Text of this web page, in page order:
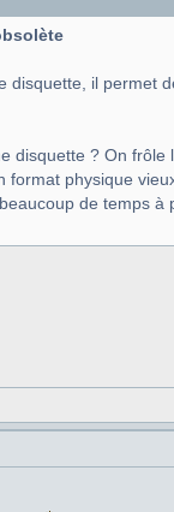
disquette, il permet
disquette ? On frôle
physique
de temps à